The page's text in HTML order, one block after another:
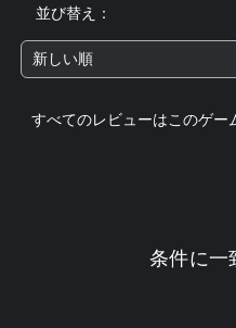
並び替え：
新しい順
すべてのレビューはこのゲー
条件に一